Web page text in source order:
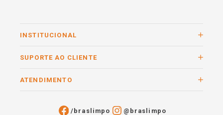
INSTITUCIONAL
SUPORTE AO CLIENTE
ATENDIMENTO
/braslimpo @braslimpo